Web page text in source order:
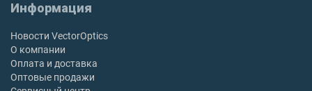
Информация
Новости VectorOptics
О компании
Оплата и доставка
Оптовые продажи